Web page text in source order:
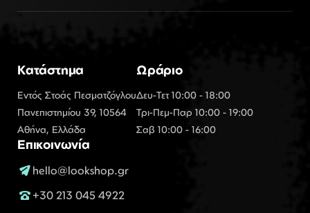
Κατάστημα
Εντός Στοάς Πεσματζόγλου
Πανεπιστημίου 39, 10564
Αθήνα, Ελλάδα
Ωράριο
Δευ-Τετ 10:00 - 18:00
Τρι-Πεμ-Παρ 10:00 - 19:00
Σαβ 10:00 - 16:00
Επικοινωνία
hello@lookshop.gr
+30 213 045 4922